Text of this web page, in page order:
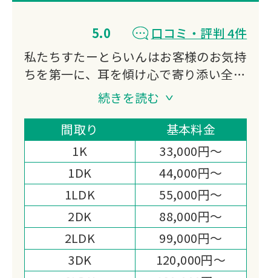
5.0
口コミ・評判 4件
私たちすたーとらいんはお客様のお気持
ちを第一に、耳を傾け心で寄り添い全力
でお手伝いいたします。
それと同時に環境問題へも取り組んでお
ります、生前故人様が大切に使っていた
衣類や生活雑貨を破棄せずリサイクル・
リュースできる物は高価買取をさせてい
ただき、必要な方に使っていただけるよ
う仕組みを作っております。
また作業面でも高い評価ををいただいて
おります。
遺品整理士も2名在籍しており、男性ス
タッフでは難しい問題も女性スタッフが
続きを読む
間取り
基本料金
1K
33,000円～
1DK
44,000円～
1LDK
55,000円～
2DK
88,000円～
2LDK
99,000円～
3DK
120,000円～